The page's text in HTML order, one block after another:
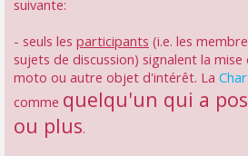
suivante:
- seuls les participants (i.e. les
sujets de discussion) signalent la
moto ou autre objet d'intérêt. La
comme quelqu'un qui a
ou plus.